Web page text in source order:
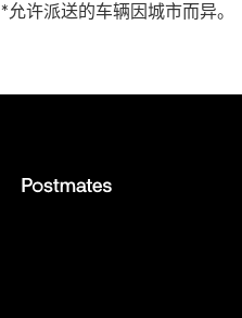
*允许派送的车辆因城市而异。